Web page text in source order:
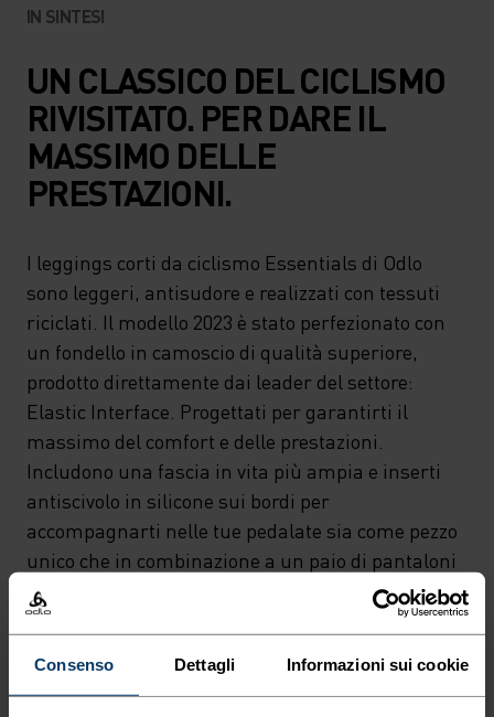
Consenso Dettagli Informazioni sui cookie
IN SINTESI
UN CLASSICO DEL CICLISMO
RIVISITATO. PER DARE IL
MASSIMO DELLE
PRESTAZIONI.
I leggings corti da ciclismo Essentials di Odlo
sono leggeri, antisudore e realizzati con tessuti
riciclati. Il modello 2023 è stato perfezionato con
un fondello in camoscio di qualità superiore,
prodotto direttamente dai leader del settore:
Elastic Interface. Progettati per garantirti il
massimo del comfort e delle prestazioni.
Includono una fascia in vita più ampia e inserti
antiscivolo in silicone sui bordi per
accompagnarti nelle tue pedalate sia come pezzo
unico che in combinazione a un paio di pantaloni
da ciclismo. Comfort e prestazioni assicurati. Non
ti resta che salire in sella.